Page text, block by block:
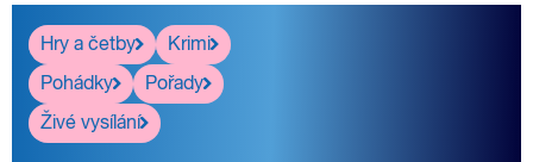
Hry a četby
Krimi
Pohádky
Pořady
Živé vysílání